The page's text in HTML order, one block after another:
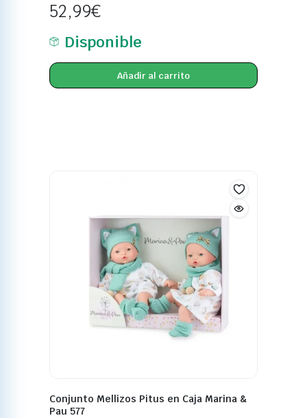
52,99€
Disponible
Añadir al carrito
Conjunto Mellizos Pitus en Caja Marina &
Pau 577